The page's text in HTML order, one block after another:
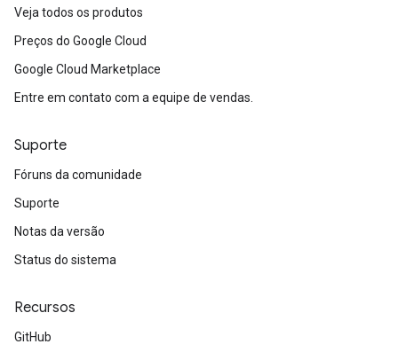
Veja todos os produtos
Preços do Google Cloud
Google Cloud Marketplace
Entre em contato com a equipe de vendas.
Suporte
Fóruns da comunidade
Suporte
Notas da versão
Status do sistema
Recursos
GitHub